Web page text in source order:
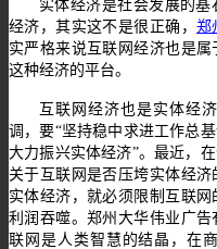
实体经济是社会发展的
经济，其实这不是很正确， 郑
实严格来说互联网经济也是
这种经济的平台。
互联网经济也是实体经
调，要“坚持稳中求进工作总
大力振兴实体经济”。最近，
关于互联网是否压垮实体经
实体经济，就必须限制互联
利润吞噬。郑州大华伟业广
联网是人类智慧的结晶，在